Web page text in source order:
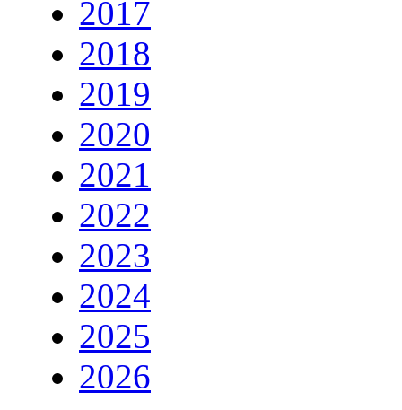
2017
2018
2019
2020
2021
2022
2023
2024
2025
2026